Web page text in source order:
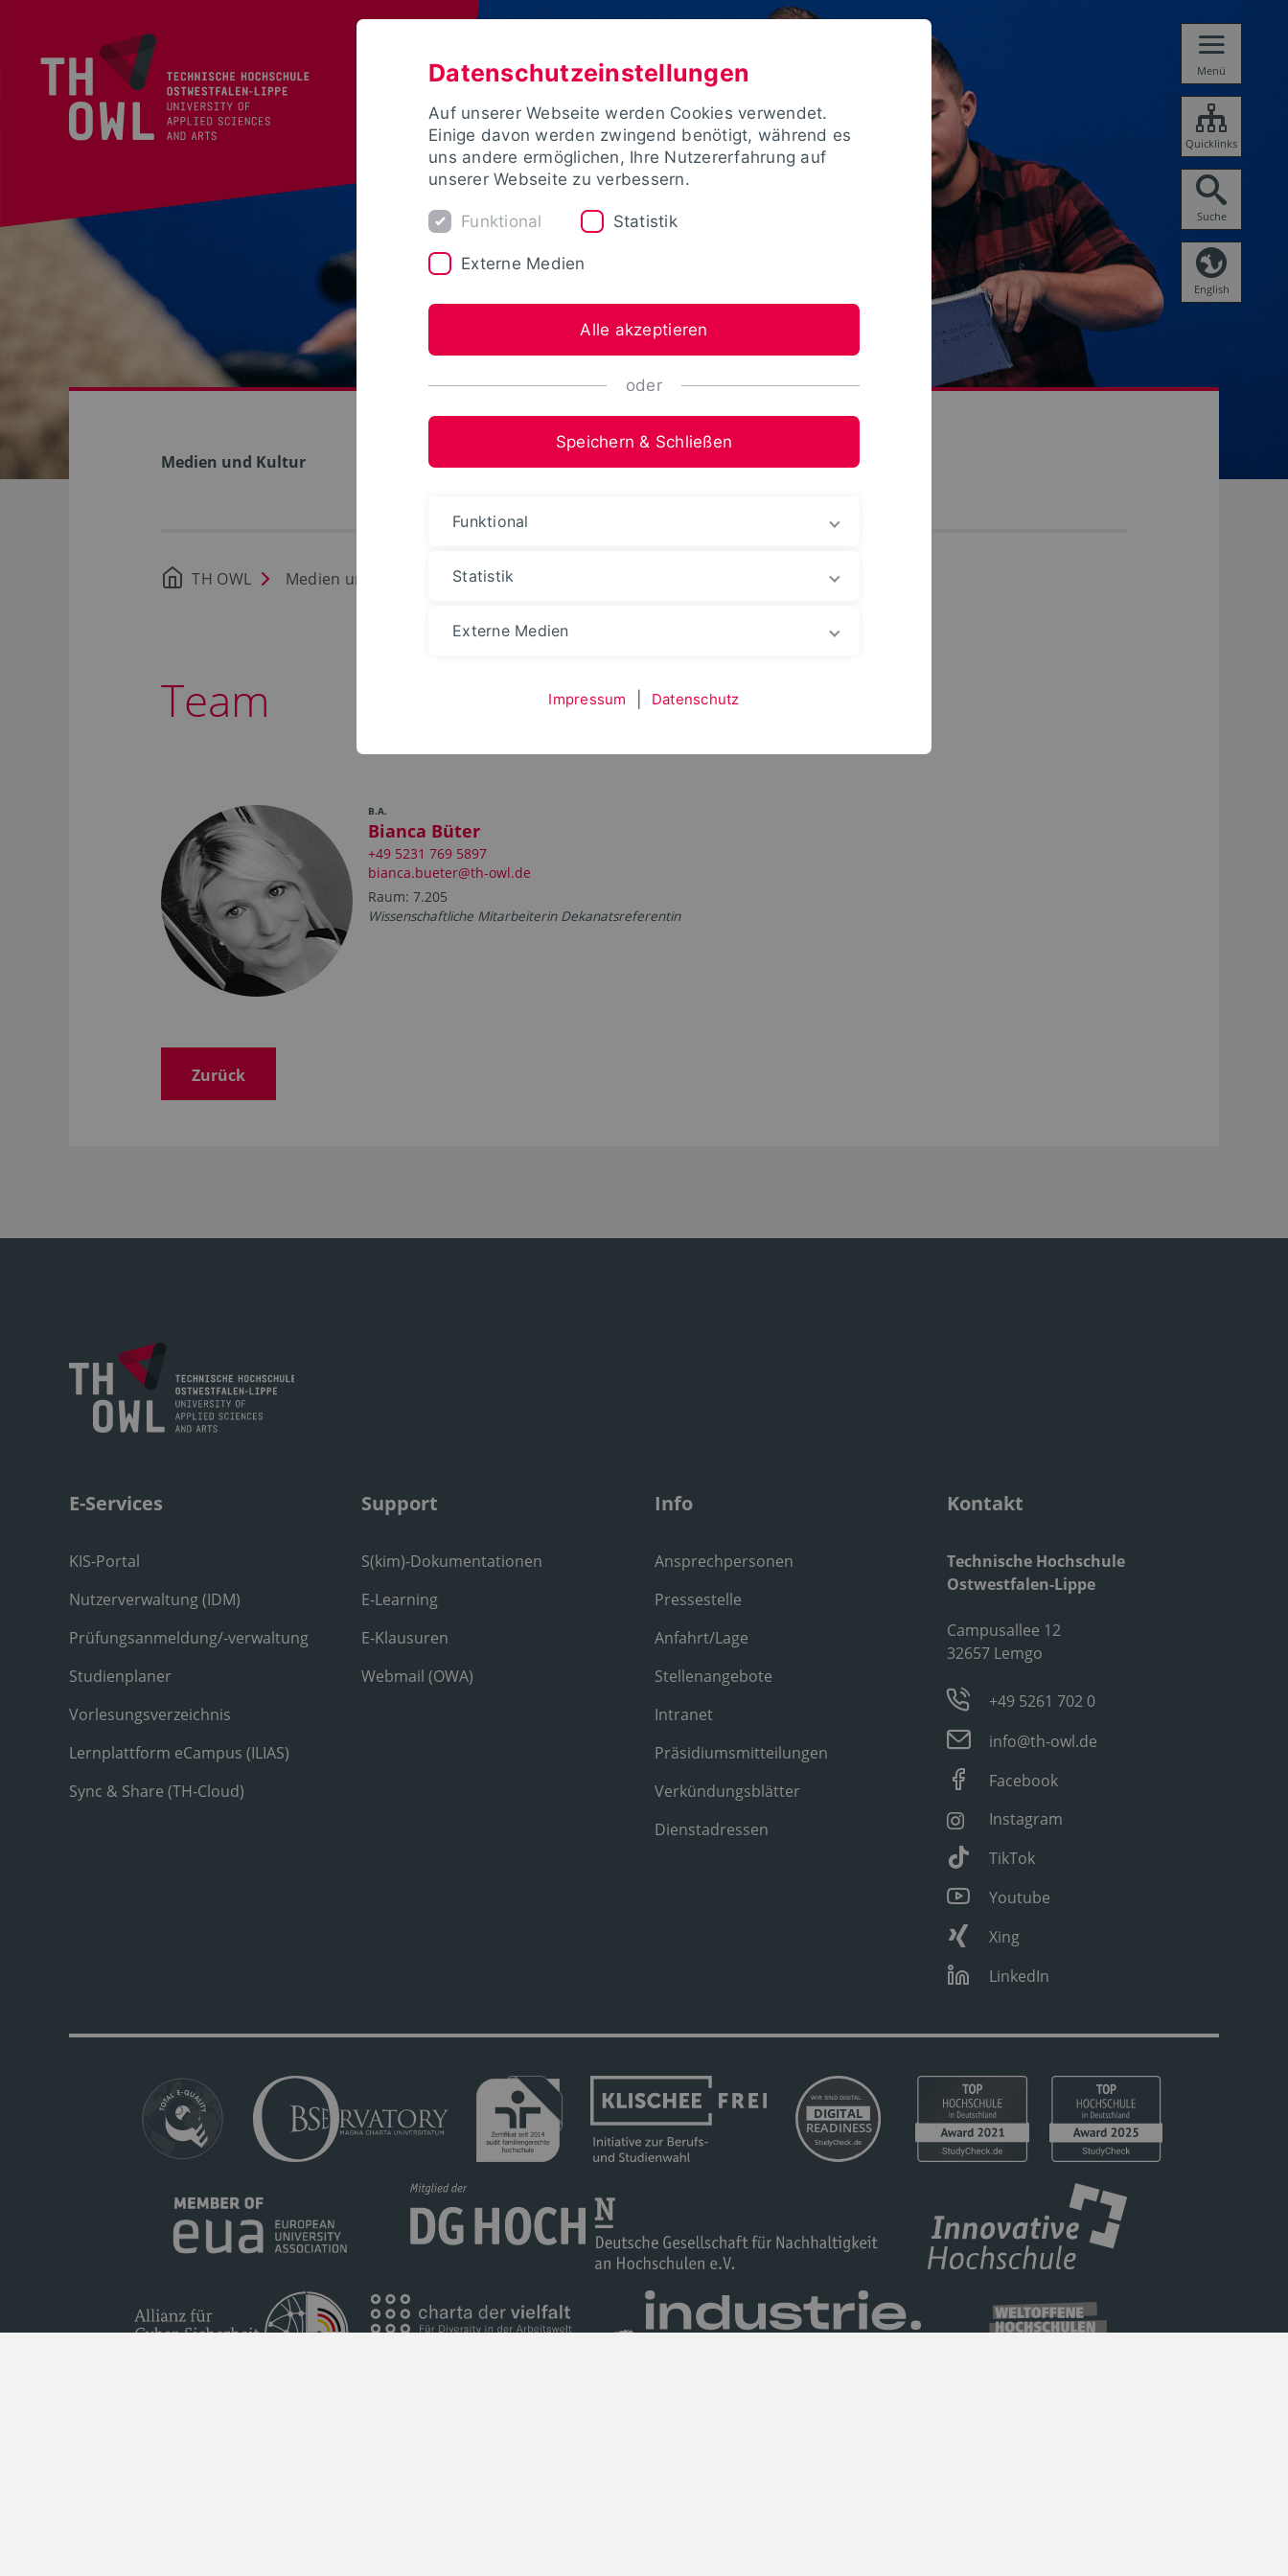
Menü
Quicklinks
Suche
English
Medien und Kultur
TH OWL Medien und Kultur Fachbereich
Team
B.A.
Bianca Büter
+49 5231 769 5897
bianca.bueter@th-owl.de
Raum: 7.205
Wissenschaftliche Mitarbeiterin Dekanatsreferentin
Zurück
E-Services
KIS-Portal
Nutzerverwaltung (IDM)
Prüfungsanmeldung/-verwaltung
Studienplaner
Vorlesungsverzeichnis
Lernplattform eCampus (ILIAS)
Sync & Share (TH-Cloud)
Support
S(kim)-Dokumentationen
E-Learning
E-Klausuren
Webmail (OWA)
Info
Ansprechpersonen
Pressestelle
Anfahrt/Lage
Stellenangebote
Intranet
Präsidiumsmitteilungen
Verkündungsblätter
Dienstadressen
Kontakt
Technische Hochschule
Ostwestfalen-Lippe
Campusallee 12
32657 Lemgo
+49 5261 702 0
info@th-owl.de
Facebook
Instagram
TikTok
Youtube
Xing
LinkedIn
Datenschutzeinstellungen
Auf unserer Webseite werden Cookies verwendet.
Einige davon werden zwingend benötigt, während es
uns andere ermöglichen, Ihre Nutzererfahrung auf
unserer Webseite zu verbessern.
Funktional Statistik
Externe Medien
Alle akzeptieren
oder
Speichern & Schließen
Funktional
Statistik
Externe Medien
Impressum Datenschutz